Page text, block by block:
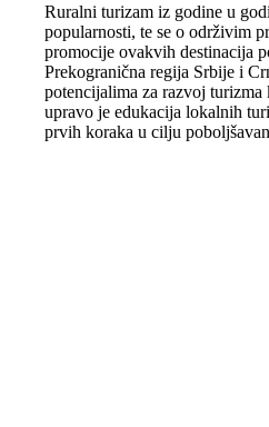
Ruralni turizam iz godine u
popularnosti, te se o održivim
promocije ovakvih destinacija
Prekogranična regija Srbije i
potencijalima za razvoj
upravo je edukacija lokalnih
prvih koraka u cilju